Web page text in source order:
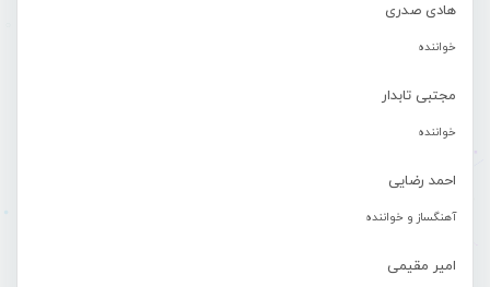
هادی صدری
خواننده
مجتبی تابدار
خواننده
احمد رضایی
آهنگساز و خواننده
امیر مقیمی